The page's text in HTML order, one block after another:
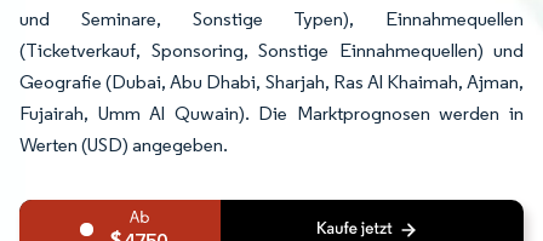
und Seminare, Sonstige Typen), Einnahmequellen
(Ticketverkauf, Sponsoring, Sonstige Einnahmequellen) und
Geografie (Dubai, Abu Dhabi, Sharjah, Ras Al Khaimah, Ajman,
Fujairah, Umm Al Quwain). Die Marktprognosen werden in
Werten (USD) angegeben.